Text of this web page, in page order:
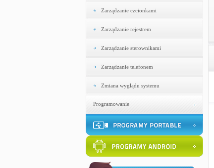
Zarządzanie czcionkami
Zarządzanie rejestrem
Zarządzanie sterownikami
Zarządzanie telefonem
Zmiana wyglądu systemu
Programowanie